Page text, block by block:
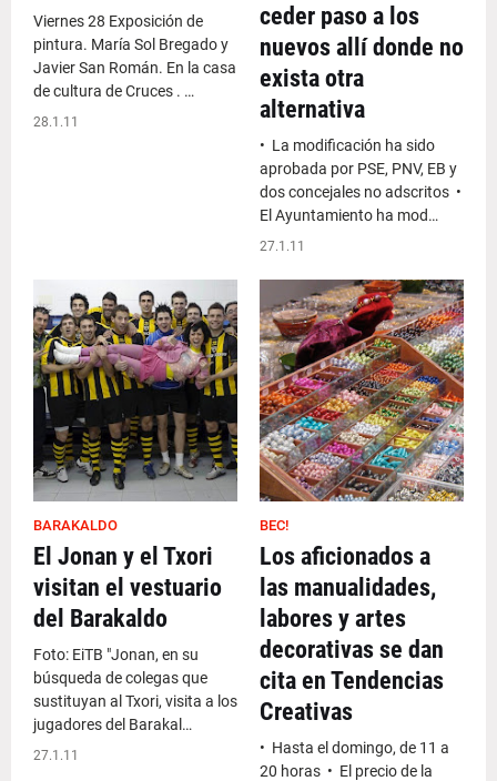
Viernes 28 Exposición de
pintura. María Sol Bregado y
Javier San Román. En la casa
de cultura de Cruces . …
28.1.11
ceder paso a los
nuevos allí donde no
exista otra
alternativa
• La modificación ha sido
aprobada por PSE, PNV, EB y
dos concejales no adscritos •
El Ayuntamiento ha mod…
27.1.11
BARAKALDO
El Jonan y el Txori
visitan el vestuario
del Barakaldo
Foto: EiTB "Jonan, en su
búsqueda de colegas que
sustituyan al Txori, visita a los
jugadores del Barakal…
27.1.11
BEC!
Los aficionados a
las manualidades,
labores y artes
decorativas se dan
cita en Tendencias
Creativas
• Hasta el domingo, de 11 a
20 horas • El precio de la